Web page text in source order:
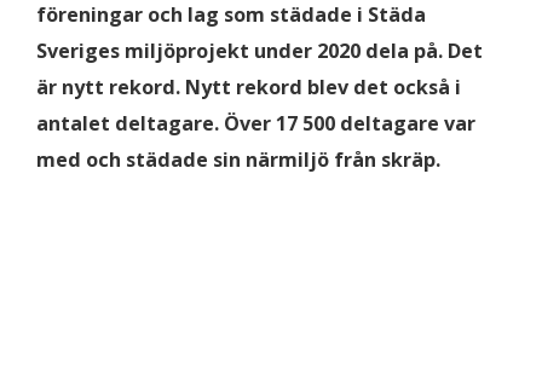
föreningar och lag som städade i Städa
Sveriges miljöprojekt under 2020 dela på. Det
är nytt rekord. Nytt rekord blev det också i
antalet deltagare. Över 17 500 deltagare var
med och städade sin närmiljö från skräp.